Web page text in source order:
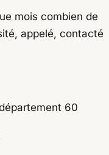
mois combien de
appelé, contacté
60